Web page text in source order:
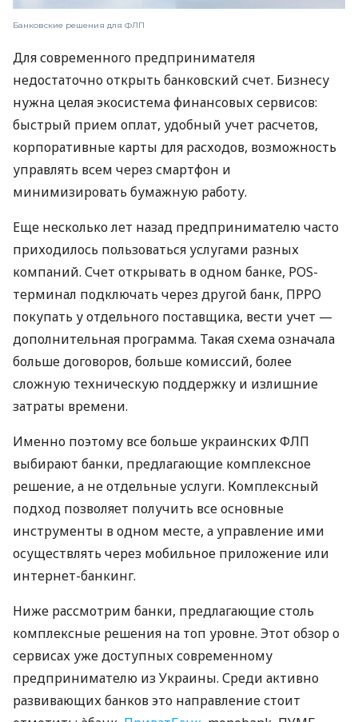
Банковские решения для ФЛП
Для современного предпринимателя
недостаточно открыть банковский счет. Бизнесу
нужна целая экосистема финансовых сервисов:
быстрый прием оплат, удобный учет расчетов,
корпоративные карты для расходов, возможность
управлять всем через смартфон и
минимизировать бумажную работу.
Еще несколько лет назад предпринимателю часто
приходилось пользоваться услугами разных
компаний. Счет открывать в одном банке, POS-
терминал подключать через другой банк, ПРРО
покупать у отдельного поставщика, вести учет —
дополнительная программа. Такая схема означала
больше договоров, больше комиссий, более
сложную техническую поддержку и излишние
затраты времени.
Именно поэтому все больше украинских ФЛП
выбирают банки, предлагающие комплексное
решение, а не отдельные услуги. Комплексный
подход позволяет получить все основные
инструменты в одном месте, а управление ими
осуществлять через мобильное приложение или
интернет-банкинг.
Ниже рассмотрим банки, предлагающие столь
комплексные решения на топ уровне. Этот обзор о
сервисах уже доступных современному
предпринимателю из Украины. Среди активно
развивающих банков это направление стоит